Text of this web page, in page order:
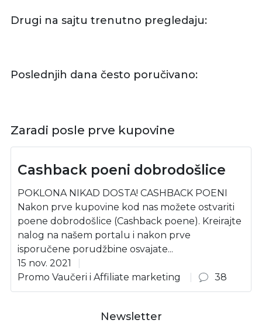
Drugi na sajtu trenutno pregledaju:
Poslednjih dana često poručivano:
Zaradi posle prve kupovine
Cashback poeni dobrodošlice
POKLONA NIKAD DOSTA! CASHBACK POENI
Nakon prve kupovine kod nas možete ostvariti
poene dobrodošlice (Cashback poene). Kreirajte
nalog na našem portalu i nakon prve
isporučene porudžbine osvajate...
15 nov. 2021
Promo Vaučeri i Affiliate marketing
38
Newsletter